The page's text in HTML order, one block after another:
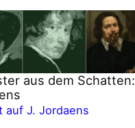
aus dem Schatten:
auf J. Jordaens